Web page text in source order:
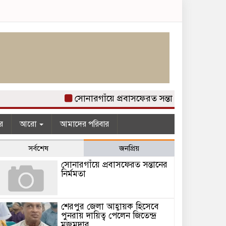
সোনারগাঁয়ে প্রবাসফেরত সন্তানের নির্মমতা
আরো আমাদের পরিবার
সর্বশেষ জনপ্রিয়
সোনারগাঁয়ে প্রবাসফেরত সন্তানের
নির্মমতা
শেরপুর জেলা আহ্বায়ক হিসেবে
পুনরায় দায়িত্ব পেলেন জিতেন্দ্র